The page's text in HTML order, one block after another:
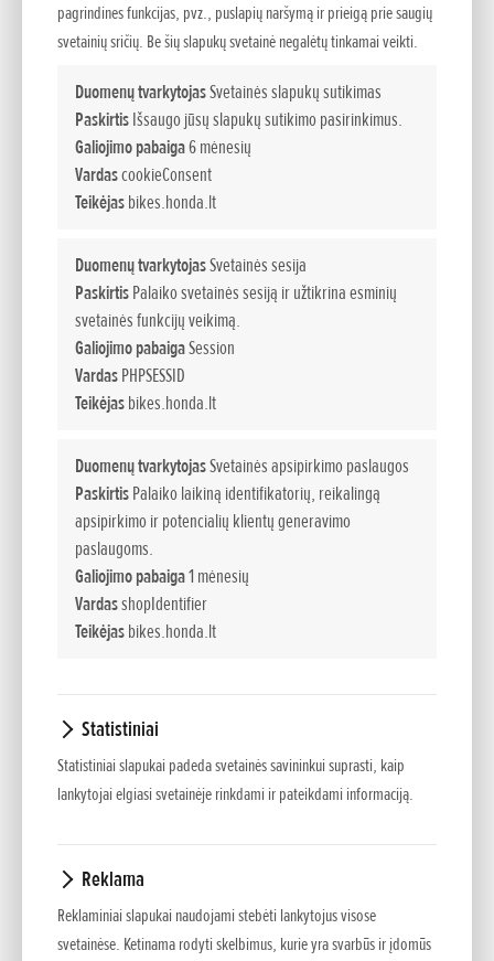
pagrindines funkcijas, pvz., puslapių naršymą ir prieigą prie saugių
svetainių sričių. Be šių slapukų svetainė negalėtų tinkamai veikti.
Duomenų tvarkytojasSvetainės slapukų sutikimas
PaskirtisIšsaugo jūsų slapukų sutikimo pasirinkimus.
Galiojimo pabaiga6 mėnesių
VardascookieConsent
Teikėjasbikes.honda.lt
Duomenų tvarkytojasSvetainės sesija
PaskirtisPalaiko svetainės sesiją ir užtikrina esminių
svetainės funkcijų veikimą.
Galiojimo pabaigaSession
VardasPHPSESSID
Teikėjasbikes.honda.lt
Duomenų tvarkytojasSvetainės apsipirkimo paslaugos
PaskirtisPalaiko laikiną identifikatorių, reikalingą
apsipirkimo ir potencialių klientų generavimo
paslaugoms.
Galiojimo pabaiga1 mėnesių
VardasshopIdentifier
Teikėjasbikes.honda.lt
Statistiniai
Statistiniai slapukai padeda svetainės savininkui suprasti, kaip
lankytojai elgiasi svetainėje rinkdami ir pateikdami informaciją.
Reklama
Reklaminiai slapukai naudojami stebėti lankytojus visose
svetainėse. Ketinama rodyti skelbimus, kurie yra svarbūs ir įdomūs
Pirmasis „Honda“ motociklas buvo pagamintas 1949 m.
„Activa“ modelis tapo 500 milijoniniu pagamintu motociklu
(100 milijonų riba peržengta su „Super Cub“, 300 milijonų -
su „Gold Wing“ modeliu).
Pirmoji „Honda“ motociklų gamykla už Japonijos ribų buvo
atidaryta Belgijoje 1963 m.
„Honda“ motociklų ir motorolerių gamybos įmonės veikia
23 šalyse
„Honda“ pasiekė 500 milijonų pagamintų vidaus degimo
varikliais ar elektra varomų motociklų ribą. Ši riba* pasiekta
praėjus 76 metams, kai 1949 m. įmonė pradėjo serijinę
milijoniniu motociklu tapo „Activa“ modelis, pagamintas
„Honda Motorcycle and Scooter India Private Limited“ (HMSI)
gamykloje Vitalapure, Indijoje.
Nuo bendrovės įkūrimo 1948 metais, atsižvelgdama į
skirtingus klientų poreikius įvairiose šalyse ir pasaulio
regionuose, „Honda“ gamina produktus bei teikia paslaugas,
žmonių gyvenimą“.
1963 m. „Honda“ pradėjo serijinę motociklų gamybą
Belgijoje - tai buvo pirmoji bendrovės gamybos bazė už
Japonijos ribų. Nuo to laiko įmonė plėtė savo padalinių tinklą
klientų; ten, kur yra paklausa“.
1997 metais „Honda“ pasiekė 100 milijonų pagamintų
motociklų ribą. 200 milijonų bendrovė perkopė 2008-aisiais,